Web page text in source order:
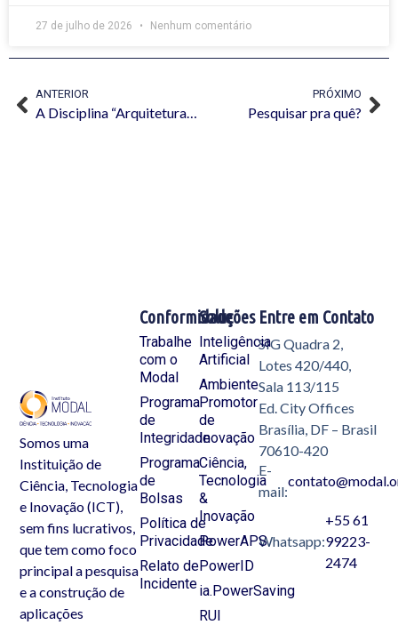
27 de julho de 2026 Nenhum comentário
ANTERIOR
A Disciplina “Arquitetura da Informação”
PRÓXIMO
Pesquisar pra quê?
Somos uma
Instituição de
Ciência, Tecnologia
e Inovação (ICT),
sem fins lucrativos,
que tem como foco
principal a pesquisa
e a construção de
aplicações
Soluções
Inteligência
Artificial
Ambiente
Promotor
de
Inovação
Ciência,
Tecnologia
&
Inovação
PowerAPS
PowerID
ia.PowerSaving
RUI
Conformidade
Trabalhe
com o
Modal
Programa
de
Integridade
Programa
de
Bolsas
Política de
Privacidade
Relato de
Incidente
Entre em Contato
SIG Quadra 2,
Lotes 420/440,
Sala 113/115
Ed. City Offices
Brasília, DF – Brasil
70610-420
E-
mail:
Whatsapp:
+55 61
99223-
2474